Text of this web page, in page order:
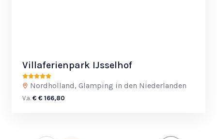
Villaferienpark IJsselhof
Nordholland, Glamping in den Niederlanden
V.a. € € 166,80